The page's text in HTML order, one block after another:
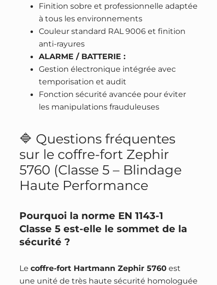
Finition sobre et professionnelle adaptée
à tous les environnements
Couleur standard RAL 9006 et finition
anti-rayures
ALARME / BATTERIE :
Gestion électronique intégrée avec
temporisation et audit
Fonction sécurité avancée pour éviter
les manipulations frauduleuses
🔷 Questions fréquentes
sur le coffre-fort Zephir
5760 (Classe 5 – Blindage
Haute Performance
Pourquoi la norme EN 1143-1
Classe 5 est-elle le sommet de la
sécurité ?
Le coffre-fort Hartmann Zephir 5760est
une unité de très haute sécurité homologuée